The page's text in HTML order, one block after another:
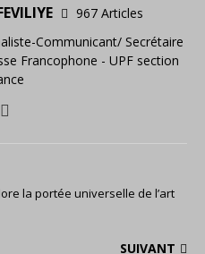
967 Articles
Communicant/ Secrétaire
Francophone - UPF section
la portée universelle de l’art
SUIVANT